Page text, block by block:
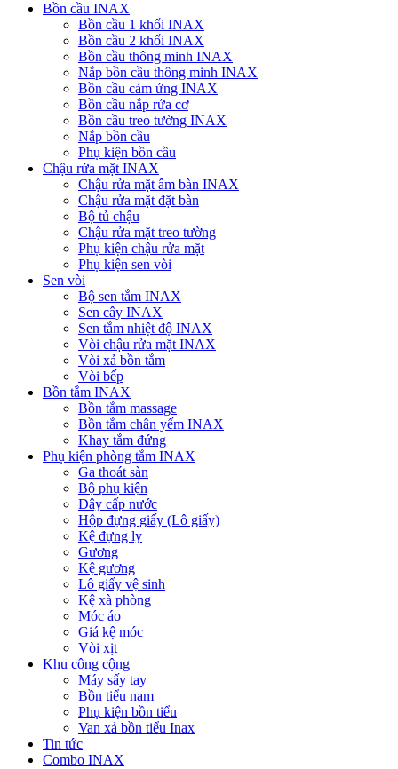
Bồn cầu INAX
Bồn cầu 1 khối INAX
Bồn cầu 2 khối INAX
Bồn cầu thông minh INAX
Nắp bồn cầu thông minh INAX
Bồn cầu cảm ứng INAX
Bồn cầu nắp rửa cơ
Bồn cầu treo tường INAX
Nắp bồn cầu
Phụ kiện bồn cầu
Chậu rửa mặt INAX
Chậu rửa mặt âm bàn INAX
Chậu rửa mặt đặt bàn
Bộ tủ chậu
Chậu rửa mặt treo tường
Phụ kiện chậu rửa mặt
Phụ kiện sen vòi
Sen vòi
Bộ sen tắm INAX
Sen cây INAX
Sen tắm nhiệt độ INAX
Vòi chậu rửa mặt INAX
Vòi xả bồn tắm
Vòi bếp
Bồn tắm INAX
Bồn tắm massage
Bồn tắm chân yếm INAX
Khay tắm đứng
Phụ kiện phòng tắm INAX
Ga thoát sàn
Bộ phụ kiện
Dây cấp nước
Hộp đựng giấy (Lô giấy)
Kệ đựng ly
Gương
Kệ gương
Lô giấy vệ sinh
Kệ xà phòng
Móc áo
Giá kệ móc
Vòi xịt
Khu công cộng
Máy sấy tay
Bồn tiểu nam
Phụ kiện bồn tiểu
Van xả bồn tiểu Inax
Tin tức
Combo INAX